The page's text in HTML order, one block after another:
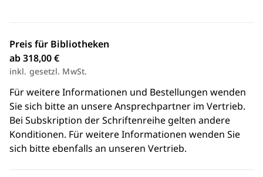
Preis für Bibliotheken
ab 318,00 €
inkl. gesetzl. MwSt.
Für weitere Informationen und Bestellungen wenden
Sie sich bitte an unsere Ansprechpartner im Vertrieb.
Bei Subskription der Schriftenreihe gelten andere
Konditionen. Für weitere Informationen wenden Sie
sich bitte ebenfalls an unseren Vertrieb.